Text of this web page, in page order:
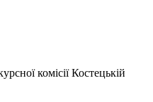
комісії Костецькій